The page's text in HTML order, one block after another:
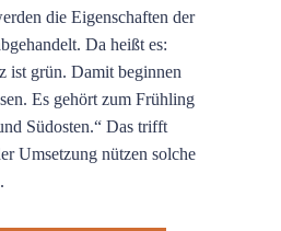
die Eigenschaften der
Da heißt es:
ist grün. Damit beginnen
Es gehört zum Frühling
Südosten.“ Das trifft
Umsetzung nützen solche